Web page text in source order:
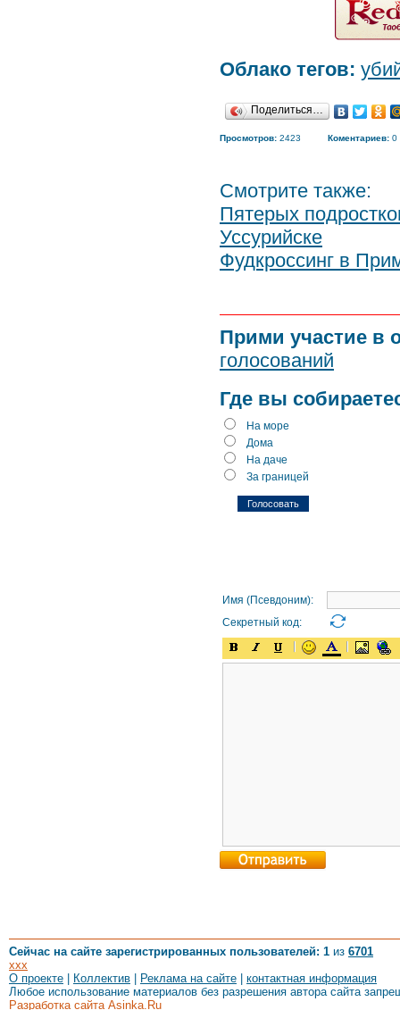
Облако тегов:
Поделиться…
Просмотров: 2423 Коментариев: 0
Смотрите также:
Пятерых
Уссурийске
Фудкроссинг в
Прими участие в
голосований
Где вы
На море
Дома
На даче
За границей
Имя (Псевдоним):
Секретный код:
Сейчас на сайте зарегистрированных пользователей: 1 из 6701
xxx
О проекте
Коллектив Реклама на сайте
контактная информация
Любое использование материалов без разрешения автора сайта
Разработка сайта Asinka.Ru